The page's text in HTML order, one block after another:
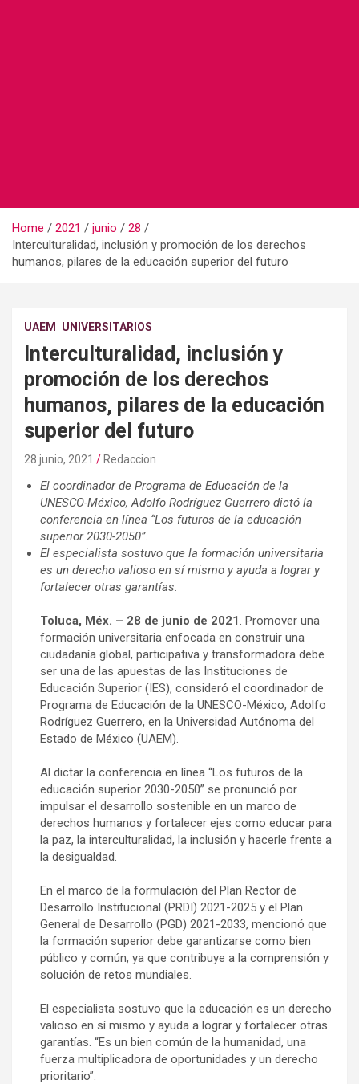
Home 2021 junio
28
Interculturalidad, inclusión y promoción de los derechos
humanos, pilares de la educación superior del futuro
UAEM UNIVERSITARIOS
Interculturalidad, inclusión y
promoción de los derechos
humanos, pilares de la educación
superior del futuro
28 junio, 2021 Redaccion
El coordinador de Programa de Educación de la
UNESCO-México, Adolfo Rodríguez Guerrero dictó la
conferencia en línea “Los futuros de la educación
superior 2030-2050”.
El especialista sostuvo que la formación universitaria
es un derecho valioso en sí mismo y ayuda a lograr y
fortalecer otras garantías.
Toluca, Méx. – 28 de junio de 2021. Promover una
formación universitaria enfocada en construir una
ciudadanía global, participativa y transformadora debe
ser una de las apuestas de las Instituciones de
Educación Superior (IES), consideró el coordinador de
Programa de Educación de la UNESCO-México, Adolfo
Rodríguez Guerrero, en la Universidad Autónoma del
Estado de México (UAEM).
Al dictar la conferencia en línea “Los futuros de la
educación superior 2030-2050” se pronunció por
impulsar el desarrollo sostenible en un marco de
derechos humanos y fortalecer ejes como educar para
la paz, la interculturalidad, la inclusión y hacerle frente a
la desigualdad.
En el marco de la formulación del Plan Rector de
Desarrollo Institucional (PRDI) 2021-2025 y el Plan
General de Desarrollo (PGD) 2021-2033, mencionó que
la formación superior debe garantizarse como bien
público y común, ya que contribuye a la comprensión y
solución de retos mundiales.
El especialista sostuvo que la educación es un derecho
valioso en sí mismo y ayuda a lograr y fortalecer otras
garantías. “Es un bien común de la humanidad, una
fuerza multiplicadora de oportunidades y un derecho
prioritario”.